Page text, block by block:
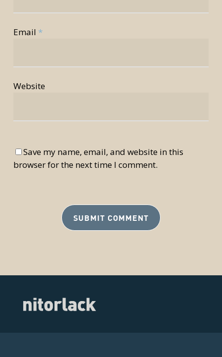
Email *
Website
Save my name, email, and website in this
browser for the next time I comment.